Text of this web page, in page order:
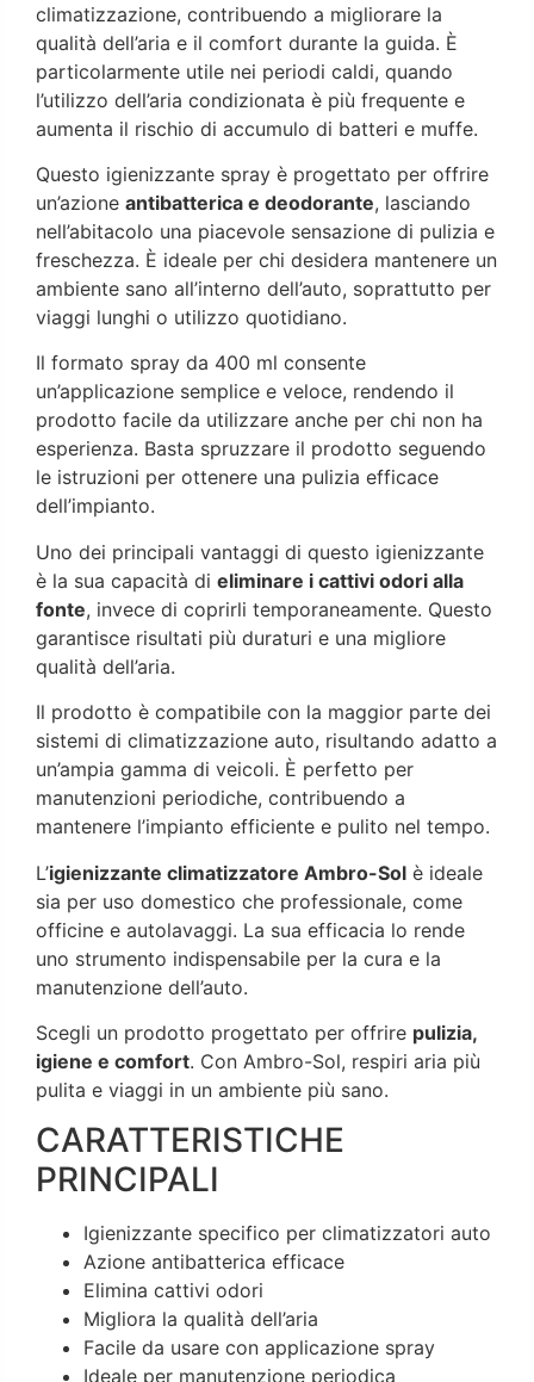
climatizzazione, contribuendo a migliorare la
qualità dell’aria e il comfort durante la guida. È
particolarmente utile nei periodi caldi, quando
l’utilizzo dell’aria condizionata è più frequente e
aumenta il rischio di accumulo di batteri e muffe.
Questo igienizzante spray è progettato per offrire
un’azione antibatterica e deodorante, lasciando
nell’abitacolo una piacevole sensazione di pulizia e
freschezza. È ideale per chi desidera mantenere un
ambiente sano all’interno dell’auto, soprattutto per
viaggi lunghi o utilizzo quotidiano.
Il formato spray da 400 ml consente
un’applicazione semplice e veloce, rendendo il
prodotto facile da utilizzare anche per chi non ha
esperienza. Basta spruzzare il prodotto seguendo
le istruzioni per ottenere una pulizia efficace
dell’impianto.
Uno dei principali vantaggi di questo igienizzante
è la sua capacità di eliminare i cattivi odori alla
fonte, invece di coprirli temporaneamente. Questo
garantisce risultati più duraturi e una migliore
qualità dell’aria.
Il prodotto è compatibile con la maggior parte dei
sistemi di climatizzazione auto, risultando adatto a
un’ampia gamma di veicoli. È perfetto per
manutenzioni periodiche, contribuendo a
mantenere l’impianto efficiente e pulito nel tempo.
L’igienizzante climatizzatore Ambro-Sol è ideale
sia per uso domestico che professionale, come
officine e autolavaggi. La sua efficacia lo rende
uno strumento indispensabile per la cura e la
manutenzione dell’auto.
Scegli un prodotto progettato per offrire pulizia,
igiene e comfort. Con Ambro-Sol, respiri aria più
pulita e viaggi in un ambiente più sano.
CARATTERISTICHE
PRINCIPALI
Igienizzante specifico per climatizzatori auto
Azione antibatterica efficace
Elimina cattivi odori
Migliora la qualità dell’aria
Facile da usare con applicazione spray
Ideale per manutenzione periodica